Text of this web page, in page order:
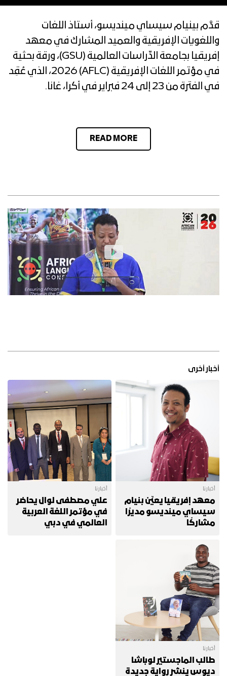
قدَّم بينيام سيساي مينديسو، أستاذ اللغات
واللغويات الإفريقية والعميد المشارك في معهد
إفريقيا بجامعة الدِّراسات العالمية (GSU)، ورقة بحثية
في مؤتمر اللغات الإفريقية (AFLC) 2026، الذي عُقِد
في الفترة من 23 إلى 24 فبراير في أكرا، غانا.
READ MORE
أخبار أخرى
أخبارنا
معهد إفريقيا يعيِّن بنيام
سيساي مينديسو مديرًا
مشاركًا
أخبارنا
علي مصطفى لوال يحاضر
في مؤتمر اللغة العربية
العالمي في دبي
أخبارنا
طالب الماجستير لوباشا
ديوس ينشر رواية جديدة